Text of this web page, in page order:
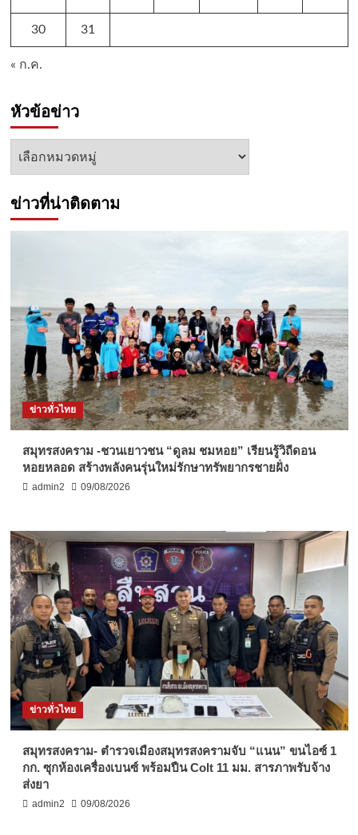
30 31
« ก.ค.
หัวข้อข่าว
หัวข้อ
ข่าวที่น่าติดตาม
ข่าวทั่วไทย
สมุทรสงคราม -ชวนเยาวชน “ดูลม ชมหอย” เรียนรู้วิถีดอน
หอยหลอด สร้างพลังคนรุ่นใหม่รักษาทรัพยากรชายฝั่ง
admin2 09/08/2026
ข่าวทั่วไทย
สมุทรสงคราม- ตำรวจเมืองสมุทรสงครามจับ “แนน” ขนไอซ์ 1
กก. ซุกห้องเครื่องเบนซ์ พร้อมปืน Colt 11 มม. สารภาพรับจ้าง
ส่งยา
admin2 09/08/2026